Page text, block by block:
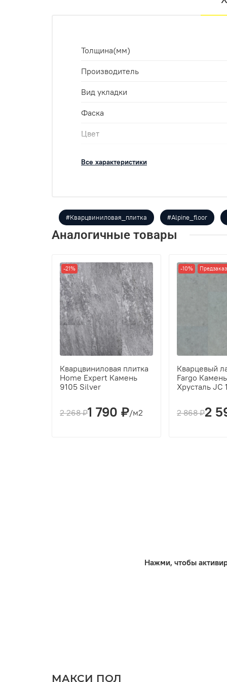
Толщина(мм)
Производитель
Вид укладки
Фаска
Цвет
Размеры
Кол-во шт в уп
Все характеристики
#Кварцвиниловая_плитка #Alpine_floor
Аналогичные товары
-21%
Кварцвиниловая плитка
Home Expert Камень
9105 Silver
2 268 ₽1 790 ₽/м2
-10% Предзаказ
Кварцевый
Fargo
Хрусталь JC
2 868 ₽2
Нажми, чтобы
МАКСИ ПОЛ